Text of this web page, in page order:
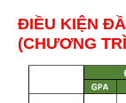
ĐIỀU KIỆN
(CHƯƠNG